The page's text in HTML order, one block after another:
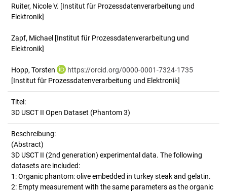
Ruiter, Nicole V. [Institut für Prozessdatenverarbeitung und
Elektronik]
Zapf, Michael [Institut für Prozessdatenverarbeitung und
Elektronik]
Hopp, Torsten
https://orcid.org/0000-0001-7324-1735
[Institut für Prozessdatenverarbeitung und Elektronik]
Titel:
3D USCT II Open Dataset (Phantom 3)
Beschreibung:
(Abstract)
3D USCT II (2nd generation) experimental data. The following
datasets are included:
1: Organic phantom: olive embedded in turkey steak and gelatin.
2: Empty measurement with the same parameters as the organic